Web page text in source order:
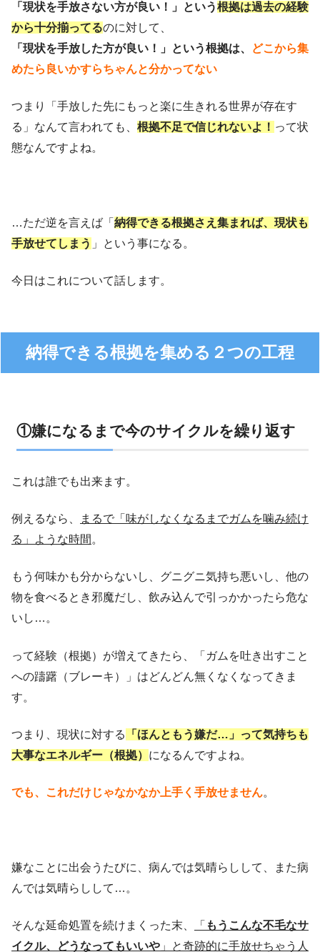
「現状を手放さない方が良い！」という根拠は過去の経験
から十分揃ってるのに対して、
「現状を手放した方が良い！」という根拠は、
どこから集
めたら良いかすらちゃんと分かってない
つまり「手放した先にもっと楽に生きれる世界が存在す
る」なんて言われても、 根拠不足で信じれないよ！ って状
態なんですよね。
…ただ逆を言えば「 納得できる根拠さえ集まれば、現状も
手放せてしまう 」という事になる。
今日はこれについて話します。
納得できる根拠を集める２つの工程
①嫌になるまで今のサイクルを繰り返す
これは誰でも出来ます。
例えるなら、
まるで「味がしなくなるまでガムを噛み続け
る」ような時間 。
もう何味かも分からないし、グニグニ気持ち悪いし、他の
物を食べるとき邪魔だし、飲み込んで引っかかったら危な
いし…。
って経験（根拠）が増えてきたら、「ガムを吐き出すこと
への躊躇（ブレーキ）」はどんどん無くなくなってきま
す。
つまり、現状に対する
「ほんともう嫌だ…」って気持ちも
大事なエネルギー（根拠） になるんですよね。
でも、これだけじゃなかなか上手く手放せません。
嫌なことに出会うたびに、病んでは気晴らしして、また病
んでは気晴らしして…。
そんな延命処置を続けまくった末、 「 もうこんな不毛なサ
イクル、どうなってもいいや 」と奇跡的に手放せちゃう人